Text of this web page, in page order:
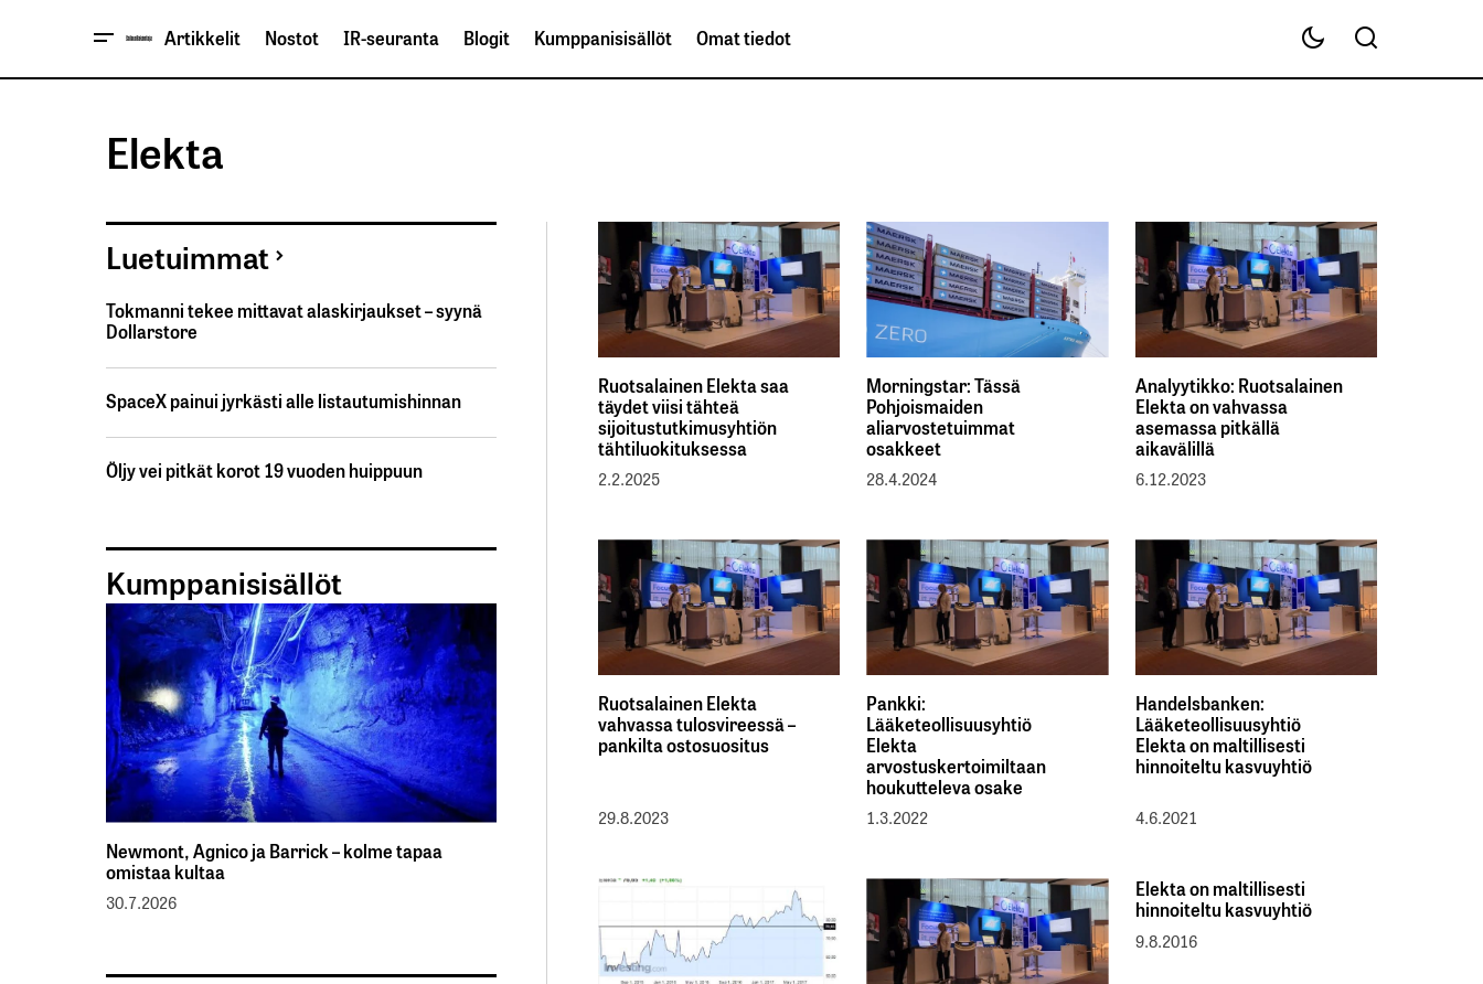
Artikkelit Nostot IR-seuranta Blogit Kumppanisisällöt Omat tiedot
Elekta
Ruotsalainen Elekta saa
täydet viisi tähteä
sijoitustutkimusyhtiön
tähtiluokituksessa
2.2.2025
Morningstar: Tässä
Pohjoismaiden
aliarvostetuimmat
osakkeet
28.4.2024
Analyytikko: Ruotsalainen
Elekta on vahvassa
asemassa pitkällä
aikavälillä
6.12.2023
Ruotsalainen Elekta
vahvassa tulosvireessä –
pankilta ostosuositus
29.8.2023
Pankki:
Lääketeollisuusyhtiö
Elekta
arvostuskertoimiltaan
houkutteleva osake
1.3.2022
Handelsbanken:
Lääketeollisuusyhtiö
Elekta on maltillisesti
hinnoiteltu kasvuyhtiö
4.6.2021
Elekta on maltillisesti
hinnoiteltu kasvuyhtiö
9.8.2016
Luetuimmat
Tokmanni tekee mittavat alaskirjaukset – syynä
Dollarstore
SpaceX painui jyrkästi alle listautumishinnan
Öljy vei pitkät korot 19 vuoden huippuun
Kumppanisisällöt
Newmont, Agnico ja Barrick – kolme tapaa
omistaa kultaa
30.7.2026